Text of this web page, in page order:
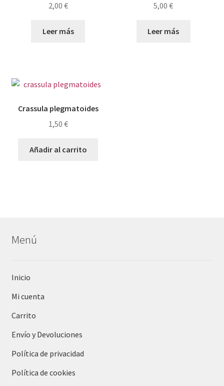
2,00 €
Leer más
5,00€
Leer más
Crassula plegmatoides
1,50 €
Añadir al carrito
Menú
Inicio
Mi cuenta
Carrito
Envío y Devoluciones
Política de privacidad
Política de cookies